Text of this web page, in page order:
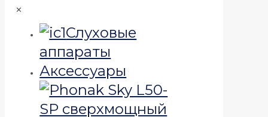
✕
Слуховые
аппараты
Аксессуары